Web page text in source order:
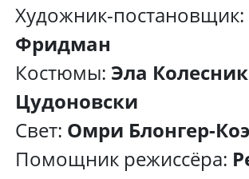
Художник-постановщик:
Фридман
Костюмы: Эла
Цудоновски
Свет: Омри Блонгер-
Помощник режиссёра: